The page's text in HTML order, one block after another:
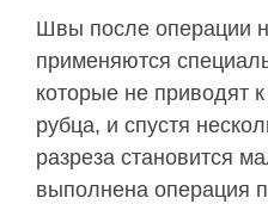
Швы после операции
применяются
которые не приводят
рубца, и спустя
разреза становится
выполнена операция